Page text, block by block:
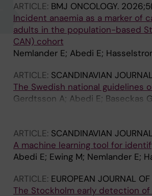
ARTICLE: BMJ ONCOLOGY.
Incident anaemia as a marker of
adults in the population-based
CAN) cohort
Nemlander E; Abedi E;
ARTICLE: SCANDINAVIAN
The Swedish national guidelines
Gerdtsson A; Abedi E; Baseckas
Glombik D; Grelaud D; Hellman
A; Ofverholm E; Kirrander P
ARTICLE: SCANDINAVIAN
A machine learning tool for
Abedi E; Ewing M; Nemlander E;
ARTICLE: EUROPEAN JOURNAL
The Stockholm early detection of